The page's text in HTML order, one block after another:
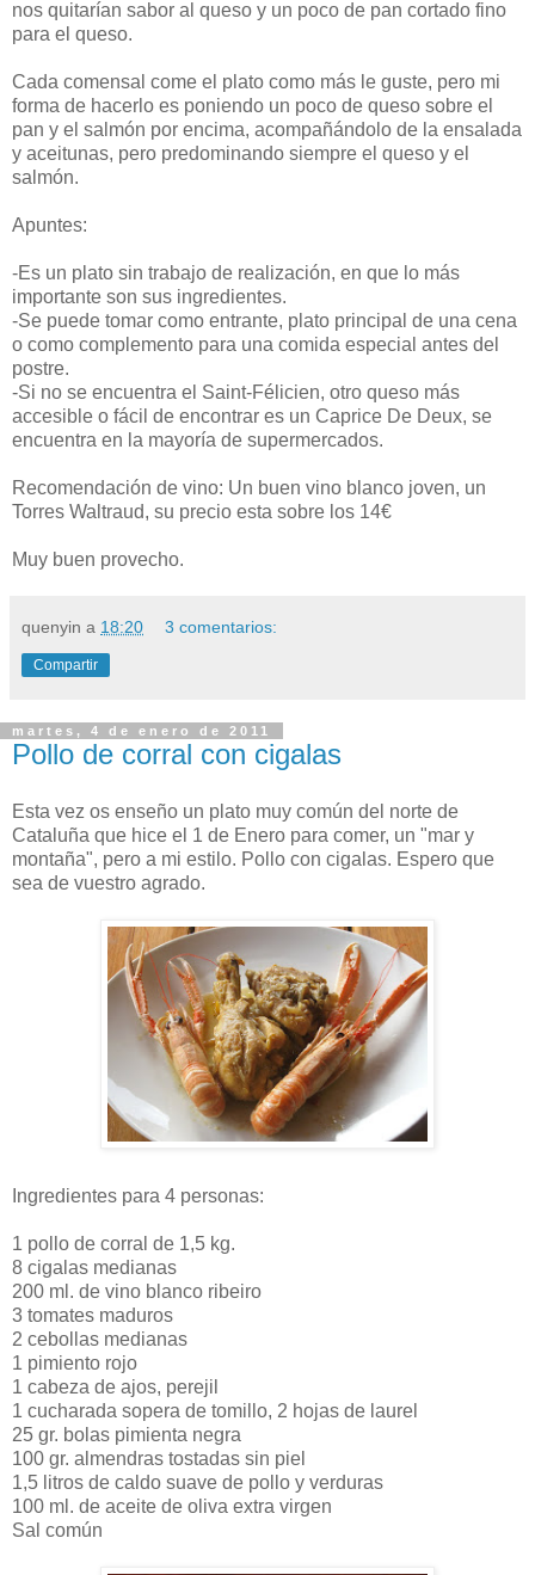
nos quitarían sabor al queso y un poco de pan cortado fino
para el queso.
Cada comensal come el plato como más le guste, pero mi
forma de hacerlo es poniendo un poco de queso sobre el
pan y el salmón por encima, acompañándolo de la ensalada
y aceitunas, pero predominando siempre el queso y el
salmón.
Apuntes:
-Es un plato sin trabajo de realización, en que lo más
importante son sus ingredientes.
-Se puede tomar como entrante, plato principal de una cena
o como complemento para una comida especial antes del
postre.
-Si no se encuentra el Saint-Félicien, otro queso más
accesible o fácil de encontrar es un Caprice De Deux, se
encuentra en la mayoría de supermercados.
Recomendación de vino: Un buen vino blanco joven, un
Torres Waltraud, su precio esta sobre los 14€
Muy buen provecho.
quenyin a 18:20 3 comentarios:
Compartir
martes, 4 de enero de 2011
Pollo de corral con cigalas
Esta vez os enseño un plato muy común del norte de
Cataluña que hice el 1 de Enero para comer, un "mar y
montaña", pero a mi estilo. Pollo con cigalas. Espero que
sea de vuestro agrado.
Ingredientes para 4 personas:
1 pollo de corral de 1,5 kg.
8 cigalas medianas
200 ml. de vino blanco ribeiro
3 tomates maduros
2 cebollas medianas
1 pimiento rojo
1 cabeza de ajos, perejil
1 cucharada sopera de tomillo, 2 hojas de laurel
25 gr. bolas pimienta negra
100 gr. almendras tostadas sin piel
1,5 litros de caldo suave de pollo y verduras
100 ml. de aceite de oliva extra virgen
Sal común